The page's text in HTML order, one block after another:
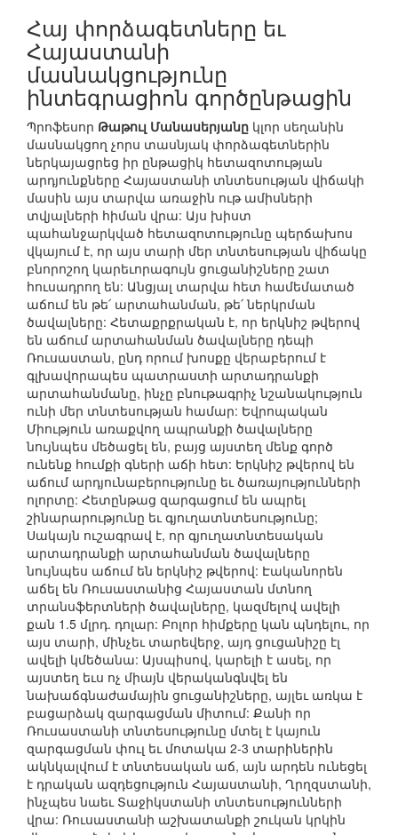
Հայ փորձագետները եւ
Հայաստանի
մասնակցությունը
ինտեգրացիոն գործընթացին
Պրոֆեսոր Թաթուլ Մանասերյանը կլոր սեղանին
մասնակցող չորս տասնյակ փորձագետներին
ներկայացրեց իր ընթացիկ հետազոտության
արդյունքները Հայաստանի տնտեսության վիճակի
մասին այս տարվա առաջին ութ ամիսների
տվյալների հիման վրա: Այս խիստ
պահանջարկված հետազոտությունը պերճախոս
վկայում է, որ այս տարի մեր տնտեսության վիճակը
բնորոշող կարեւորագույն ցուցանիշները շատ
հուսադրող են: Անցյալ տարվա հետ համեմատած
աճում են թե՛ արտահանման, թե՛ ներկրման
ծավալները: Հետաքրքրական է, որ երկնիշ թվերով
են աճում արտահանման ծավալները դեպի
Ռուսաստան, ընդ որում խոսքը վերաբերում է
գլխավորապես պատրաստի արտադրանքի
արտահանմանը, ինչը բնութագրիչ նշանակություն
ունի մեր տնտեսության համար: Եվրոպական
Միություն առաքվող ապրանքի ծավալները
նույնպես մեծացել են, բայց այստեղ մենք գործ
ունենք հումքի գների աճի հետ: Երկնիշ թվերով են
աճում արդյունաբերությունը եւ ծառայությունների
ոլորտը: Հետընթաց զարգացում են ապրել
շինարարությունը եւ գյուղատնտեսությունը;
Սակայն ուշագրավ է, որ գյուղատնտեսական
արտադրանքի արտահանման ծավալները
նույնպես աճում են երկնիշ թվերով: Էականորեն
աճել են Ռուսաստանից Հայաստան մտնող
տրանսֆերտների ծավալները, կազմելով ավելի
քան 1.5 մլրդ. դոլար: Բոլոր հիմքերը կան պնդելու, որ
այս տարի, մինչեւ տարեվերջ, այդ ցուցանիշը էլ
ավելի կմեծանա: Այսպիսով, կարելի է ասել, որ
այստեղ եւս ոչ միայն վերականգնվել են
նախաճգնաժամային ցուցանիշները, այլեւ առկա է
բացարձակ զարգացման միտում: Քանի որ
Ռուսաստանի տնտեսությունը մտել է կայուն
զարգացման փուլ եւ մոտակա 2-3 տարիներին
ակնկալվում է տնտեսական աճ, այն արդեն ունեցել
է դրական ազդեցություն Հայաստանի, Ղրղզստանի,
ինչպես նաեւ Տաջիկստանի տնտեսությունների
վրա: Ռուսաստանի աշխատանքի շուկան կրկին